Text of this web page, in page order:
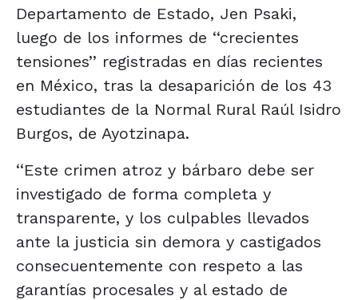
Departamento de Estado, Jen Psaki,
luego de los informes de ‘‘crecientes
tensiones’’ registradas en días recientes
en México, tras la desaparición de los 43
estudiantes de la Normal Rural Raúl Isidro
Burgos, de Ayotzinapa.
‘‘Este crimen atroz y bárbaro debe ser
investigado de forma completa y
transparente, y los culpables llevados
ante la justicia sin demora y castigados
consecuentemente con respeto a las
garantías procesales y al estado de